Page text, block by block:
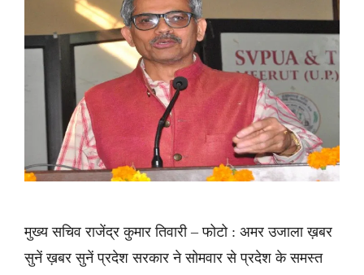
मुख्य सचिव राजेंद्र कुमार तिवारी – फोटो : अमर उजाला ख़बर
सुनें ख़बर सुनें प्रदेश सरकार ने सोमवार से प्रदेश के समस्त